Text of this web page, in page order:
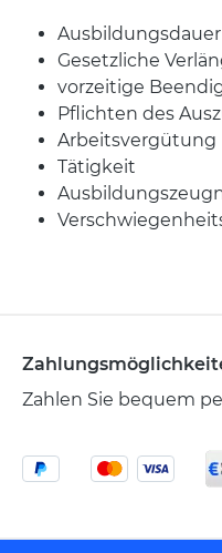
Ausbildungsdauer
Gesetzliche
vorzeitige
Pflichten des
Arbeitsvergütung
Tätigkeit
Zahlen Sie bequem